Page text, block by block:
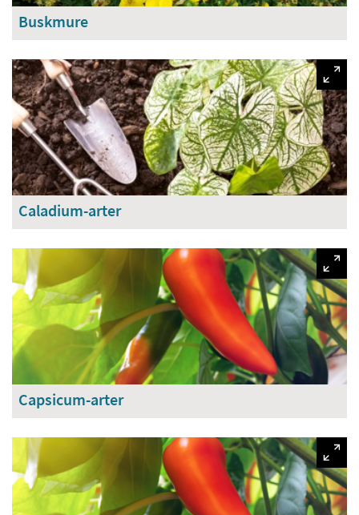
Buskmure
Caladium-arter
Capsicum-arter